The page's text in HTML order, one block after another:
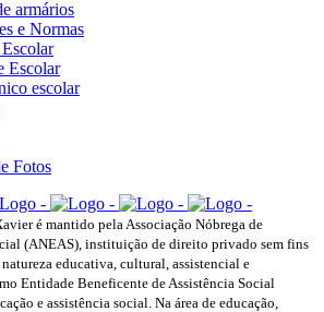
armários
e Normas
Escolar
escolar
Fotos
é mantido pela Associação Nóbrega de
(ANEAS), instituição de direito privado sem fins
educativa, cultural, assistencial e
Entidade Beneficente de Assistência Social
e assistência social. Na área de educação,